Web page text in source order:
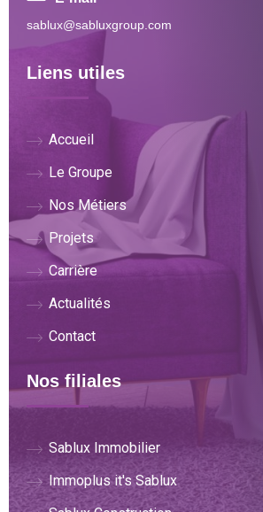
sablux@sabluxgroup.com
Liens utiles
Accueil
Le Groupe
Nos Métiers
Projets
Carrière
Actualités
Contact
Nos filiales
Sablux Immobilier
Immoplus it's Sablux